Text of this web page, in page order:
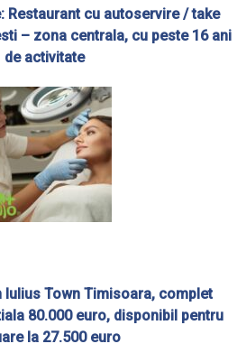
Restaurant cu autoservire / take
– zona centrala, cu peste 16 ani
de activitate
Iulius Town Timisoara, complet
80.000 euro, disponibil pentru
la 27.500 euro